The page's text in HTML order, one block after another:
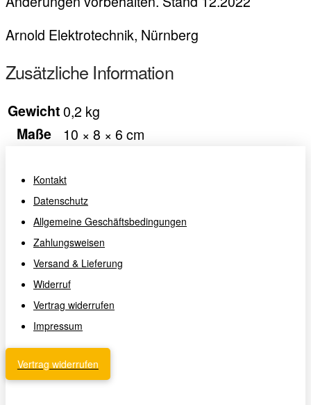
Arnold Elektrotechnik, Nürnberg
Zusätzliche Information
Gewicht0,2 kg
Maße 10 × 8 × 6 cm
Kontakt
Datenschutz
Allgemeine Geschäftsbedingungen
Zahlungsweisen
Versand & Lieferung
Widerruf
Vertrag widerrufen
Impressum
Vertrag widerrufen